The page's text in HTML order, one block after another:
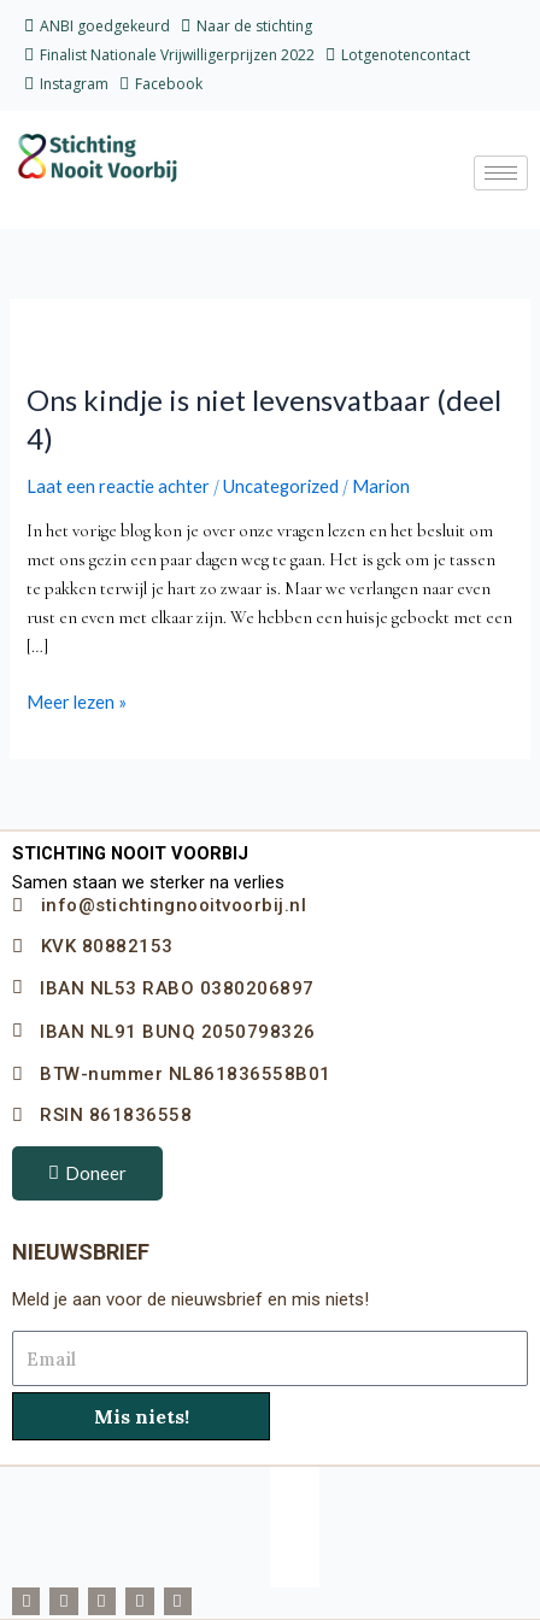
ANBI goedgekeurd
Naar de stichting
Finalist Nationale Vrijwilligerprijzen 2022
Lotgenotencontact
Instagram
Facebook
Ons kindje is niet levensvatbaar (deel
4)
Laat een reactie achter /Uncategorized / Marion
In het vorige blog kon je over onze vragen lezen en het besluit om
met ons gezin een paar dagen weg te gaan. Het is gek om je tassen
te pakken terwijl je hart zo zwaar is. Maar we verlangen naar even
rust en even met elkaar zijn. We hebben een huisje geboekt met een
[…]
is
niet
levensvatbaar
(deel
Meer lezen »
STICHTING NOOIT VOORBIJ
Samen staan we sterker na verlies
info@stichtingnooitvoorbij.nl
KVK 80882153
IBAN NL53 RABO 0380206897
IBAN NL91 BUNQ 2050798326
BTW-nummer NL861836558B01
RSIN 861836558
Doneer
NIEUWSBRIEF
Meld je aan voor de nieuwsbrief en mis niets!
Mis niets!
F
a
T
w
I
n
Y
o
L
i